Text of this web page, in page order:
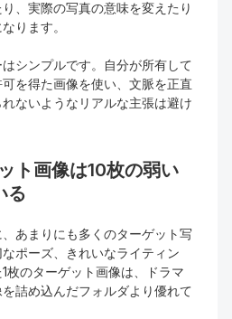
、実際の写真の意味を変えたり
ります。
シンプルです。自分が所有して
を得た画像を使い、文脈を正直
ないようなリアルな主張は避け
ト画像は10枚の弱い
る
あまりにも多くのターゲット写
ポーズ、きれいなライティン
枚のターゲット画像は、ドラマ
詰め込んだフォルダより優れて